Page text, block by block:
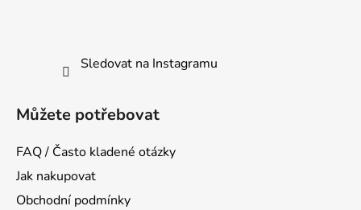
Sledovat na Instagramu
Můžete potřebovat
FAQ / Často kladené otázky
Jak nakupovat
Obchodní podmínky